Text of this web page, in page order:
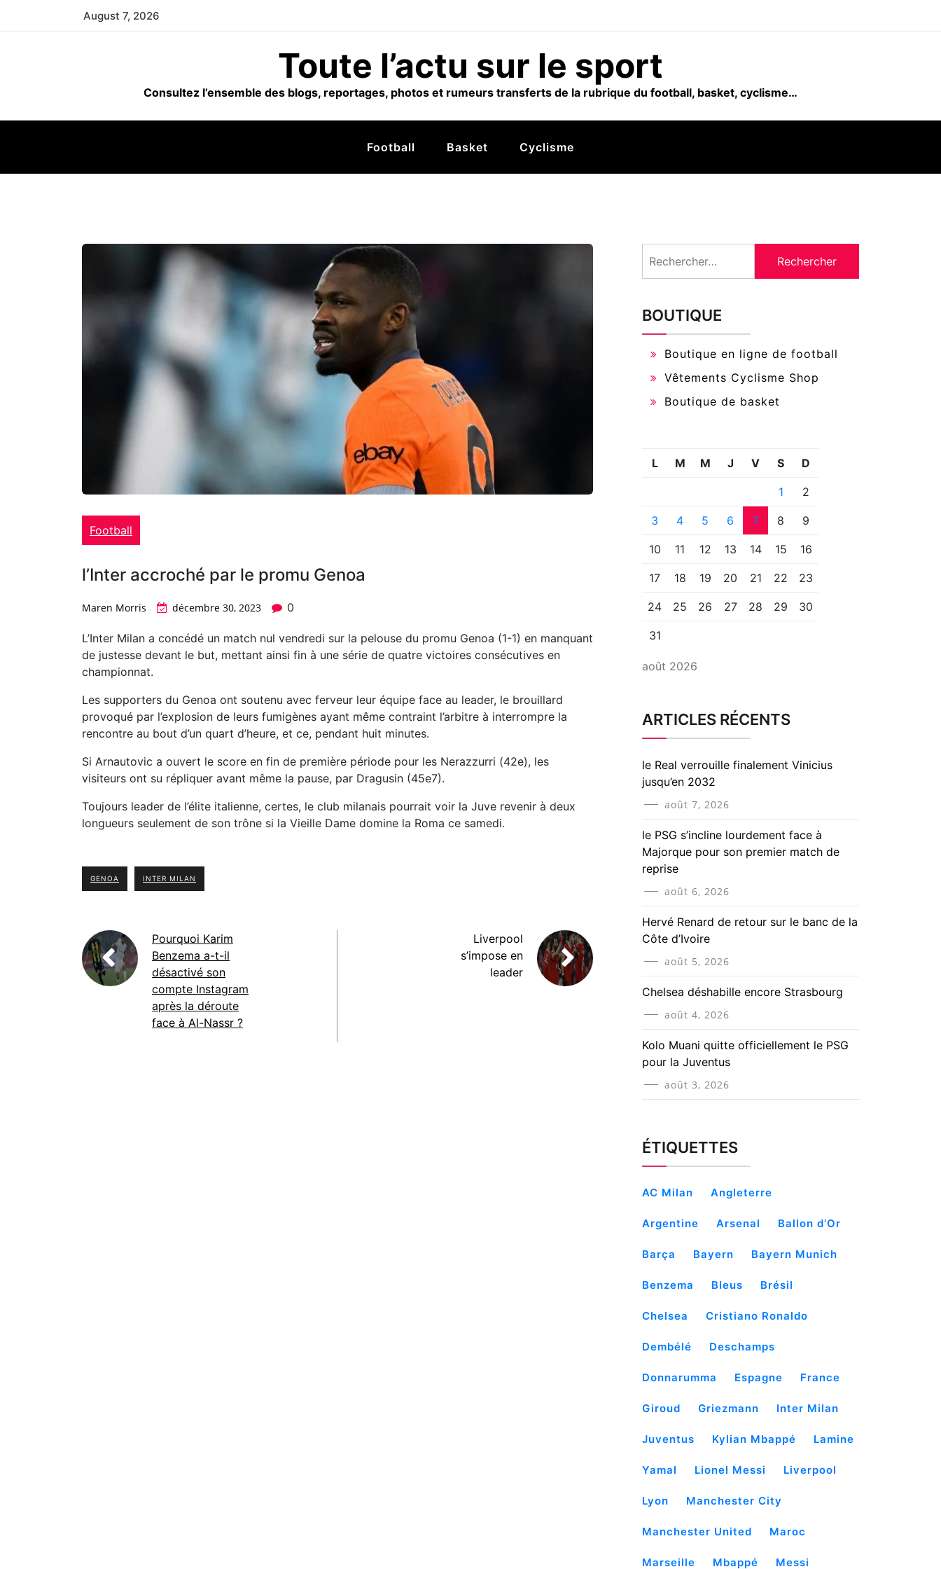
August 7, 2026
Toute l’actu sur le sport
Consultez l’ensemble des blogs, reportages, photos et rumeurs transferts de la rubrique du football, basket, cyclisme…
Football Basket Cyclisme
Football
l’Inter accroché par le promu Genoa
Maren Morris décembre 30, 2023 0
L’Inter Milan a concédé un match nul vendredi sur la pelouse du promu Genoa (1-1) en manquant
de justesse devant le but, mettant ainsi fin à une série de quatre victoires consécutives en
championnat.
Les supporters du Genoa ont soutenu avec ferveur leur équipe face au leader, le brouillard
provoqué par l’explosion de leurs fumigènes ayant même contraint l’arbitre à interrompre la
rencontre au bout d’un quart d’heure, et ce, pendant huit minutes.
Si Arnautovic a ouvert le score en fin de première période pour les Nerazzurri (42e), les
visiteurs ont su répliquer avant même la pause, par Dragusin (45e7).
Toujours leader de l’élite italienne, certes, le club milanais pourrait voir la Juve revenir à deux
longueurs seulement de son trône si la Vieille Dame domine la Roma ce samedi.
GENOA INTER MILAN
Pourquoi Karim
Benzema a-t-il
désactivé son
compte Instagram
après la déroute
face à Al-Nassr ?
Liverpool
s’impose en
leader
BOUTIQUE
Boutique en ligne de football
Vêtements Cyclisme Shop
Boutique de basket
août 2026
L M M J V S D
1 2
3 4 5 6 7 8 9
10 11 12 13 14 15 16
17 18 19 20 21 22 23
24 25 26 27 28 29 30
31
ARTICLES RÉCENTS
le Real verrouille finalement Vinicius
jusqu’en 2032
août 7, 2026
le PSG s’incline lourdement face à
Majorque pour son premier match de
reprise
août 6, 2026
Hervé Renard de retour sur le banc de la
Côte d’Ivoire
août 5, 2026
Chelsea déshabille encore Strasbourg
août 4, 2026
Kolo Muani quitte officiellement le PSG
pour la Juventus
août 3, 2026
ÉTIQUETTES
AC Milan Angleterre
Argentine Arsenal Ballon d’Or
Barça Bayern Bayern Munich
Benzema Bleus Brésil
Chelsea Cristiano Ronaldo
Dembélé Deschamps
Donnarumma Espagne France
Giroud Griezmann Inter Milan
Juventus Kylian Mbappé Lamine
Yamal Lionel Messi Liverpool
Lyon Manchester City
Manchester United Maroc
Marseille Mbappé Messi